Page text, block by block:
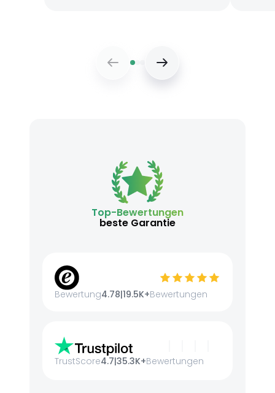
Top-Bewertungen
beste Garantie
Bewertung4.78|19.5K+Bewertungen
TrustScore4.7|35.3K+Bewertungen